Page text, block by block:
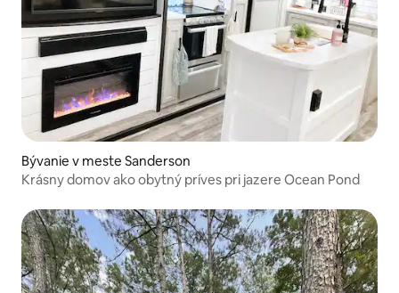
Bývanie v meste Sanderson
Krásny domov ako obytný príves pri jazere Ocean Pond